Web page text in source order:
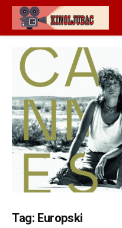
Tag: Europski